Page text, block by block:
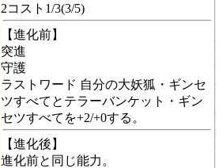
2コスト1/3(3/5)
【進化前】
突進
守護
ラストワード 自分の大妖狐・ギンセ
ツすべてとテラーバンケット・ギン
セツすべてを+2/+0する。
【進化後】
進化前と同じ能力。